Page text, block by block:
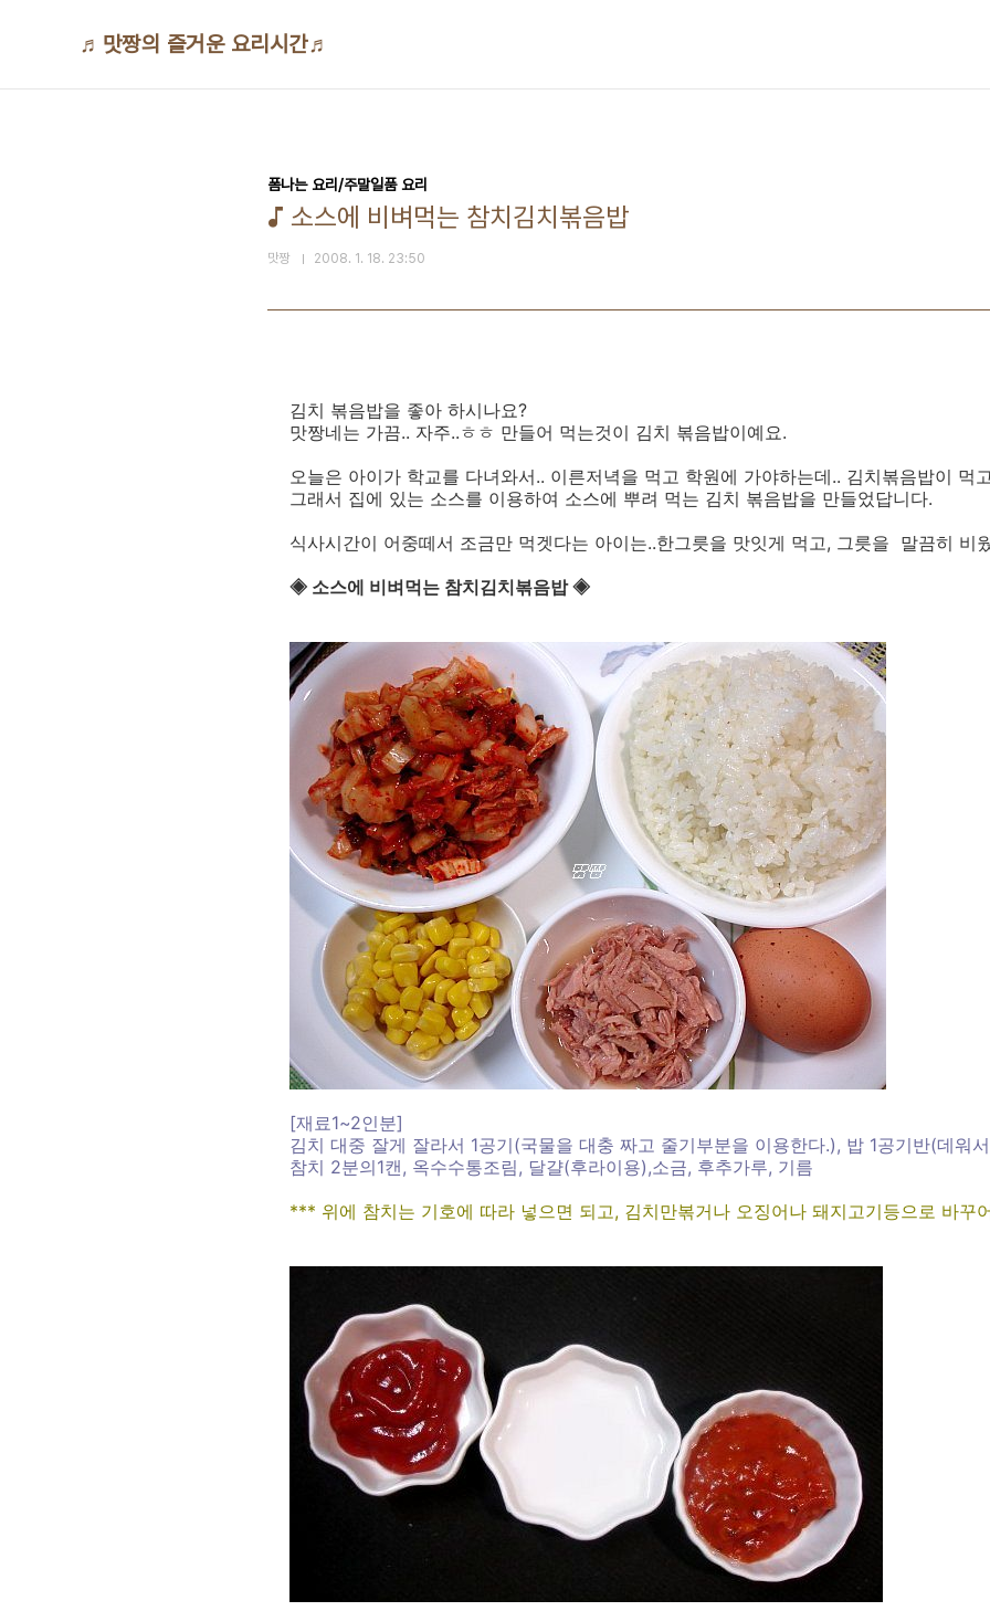
♬맛짱의 즐거운 요리시간♬
폼나는 요리/주말일품 요리
♪ 소스에 비벼먹는 참치김치볶음밥
맛짱 2008. 1. 18. 23:50
김치 볶음밥을 좋아 하시나요?
맛짱네는 가끔.. 자주..ㅎㅎ 만들어 먹는것이 김치 볶음밥이예요.
오늘은 아이가 학교를 다녀와서.. 이른저녁을 먹고 학원에 가야하는데.. 김치볶음밥이 먹
그래서 집에 있는 소스를 이용하여 소스에 뿌려 먹는 김치 볶음밥을 만들었답니다.
식사시간이 어중떼서 조금만 먹겟다는 아이는..한그릇을 맛잇게 먹고, 그릇을 말끔히 비
◈ 소스에 비벼먹는 참치김치볶음밥 ◈
[재료1~2인분]
김치 대중 잘게 잘라서 1공기(국물을 대충 짜고 줄기부분을 이용한다.), 밥 1공기반(데워
참치 2분의1캔, 옥수수통조림, 달걀(후라이용),소금, 후추가루, 기름
*** 위에 참치는 기호에 따라 넣으면 되고, 김치만볶거나 오징어나 돼지고기등으로 바꾸